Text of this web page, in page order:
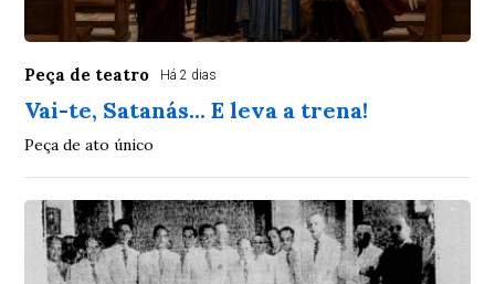
Peça de teatro Há 2 dias
Vai-te, Satanás... E leva a trena!
Peça de ato único